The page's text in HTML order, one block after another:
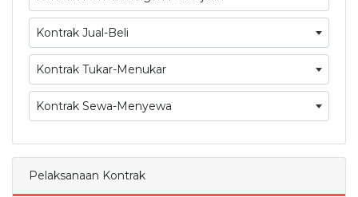
Kontrak Jual-Beli
Kontrak Tukar-Menukar
Kontrak Sewa-Menyewa
Pelaksanaan Kontrak